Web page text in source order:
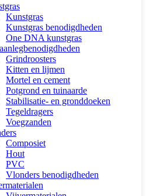
Kunstgras
Kunstgras benodigdheden
One DNA kunstgras
Grindroosters
Kitten en lijmen
Mortel en cement
Potgrond en tuinaarde
Stabilisatie- en gronddoeken
Tegeldragers
Voegzanden
Composiet
Hout
PVC
Vlonders benodigdheden